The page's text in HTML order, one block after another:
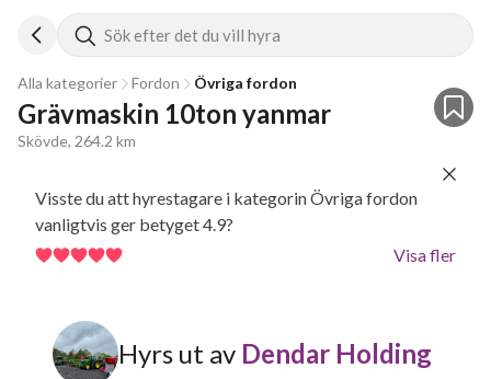
Sök efter det du vill hyra
Alla kategorier Fordon Övriga fordon
Grävmaskin 10ton yanmar
Skövde, 264.2 km
Visste du att hyrestagare i kategorin Övriga fordon
vanligtvis ger betyget 4.9?
Visa fler
Hyrs ut av Dendar Holding